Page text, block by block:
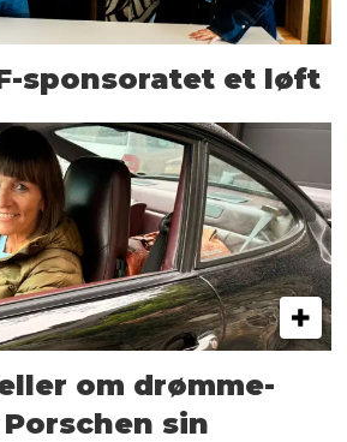
sponsoratet et løft
om drømme­
sin